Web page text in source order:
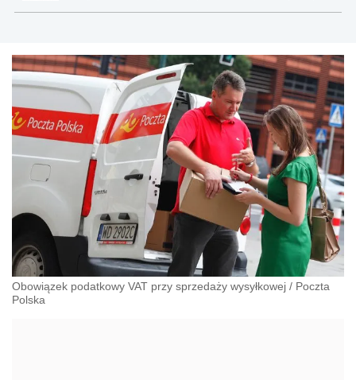
Obowiązek podatkowy VAT przy sprzedaży wysyłkowej / Poczta
Polska